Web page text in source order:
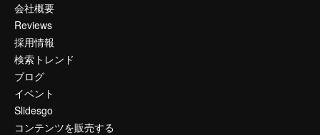
会社概要
Reviews
採用情報
検索トレンド
ブログ
イベント
Slidesgo
コンテンツを販売する